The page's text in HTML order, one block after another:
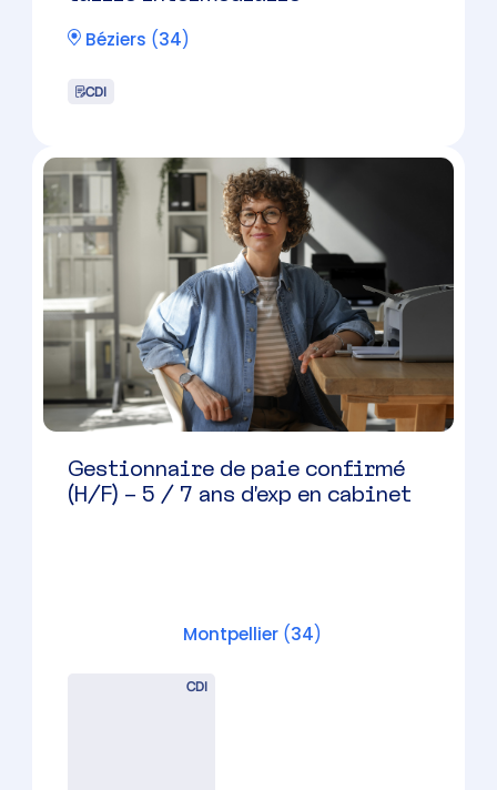
Collaborateur comptable (H/F) –
Montpellier
Montpellier(34 )